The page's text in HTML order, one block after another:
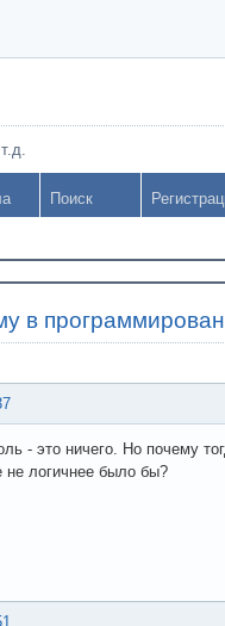
Поиск
в
- это ничего. Но почему
не логичнее было бы?